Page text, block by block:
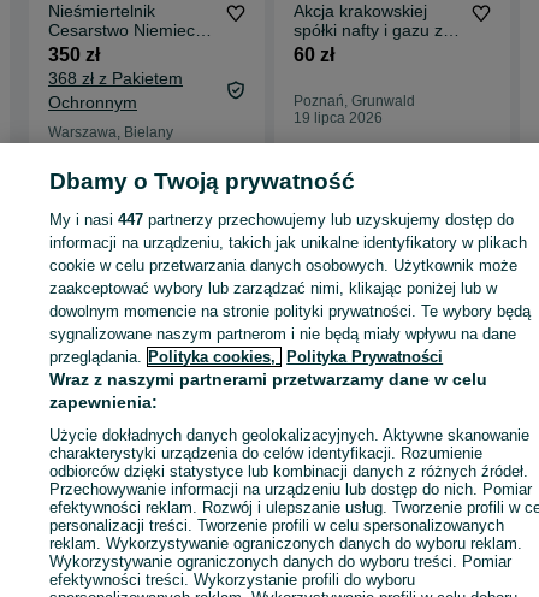
Nieśmiertelnik
Cesarstwo Niemieckie
I Wojna
350 zł
368 zł z Pakietem
Ochronnym
Warszawa, Bielany
Akcja krakowskiej
spółki nafty i gazu z
1923 r.
60 zł
Poznań, Grunwald
19 lipca 2026
Strona główna Antyki i Kolekcje Antyki Antykwariat Stare dokumenty
dokumenty - Wielkopolskie
Stare dokumenty - Przeźmierowo
KATEGORIA
ID:1013360711 Wyświetlenia:
Wyślij wiadomość Kup
Dbamy o Twoją prywatność
My i nasi447 partnerzy przechowujemy lub uzyskujemy dostęp do
informacji na urządzeniu, takich jak unikalne identyfikatory w plikach
cookie w celu przetwarzania danych osobowych. Użytkownik może
zaakceptować wybory lub zarządzać nimi, klikając poniżej lub w
dowolnym momencie na stronie polityki prywatności. Te wybory będą
sygnalizowane naszym partnerom i nie będą miały wpływu na dane
przeglądania. Polityka cookies, Polityka Prywatności
Wraz z naszymi partnerami przetwarzamy dane w celu
zapewnienia:
Użycie dokładnych danych geolokalizacyjnych. Aktywne skanowanie
charakterystyki urządzenia do celów identyfikacji. Rozumienie
odbiorców dzięki statystyce lub kombinacji danych z różnych źródeł.
Przechowywanie informacji na urządzeniu lub dostęp do nich. Pomiar
efektywności reklam. Rozwój i ulepszanie usług. Tworzenie profili w
personalizacji treści. Tworzenie profili w celu spersonalizowanych
reklam. Wykorzystywanie ograniczonych danych do wyboru reklam.
Wykorzystywanie ograniczonych danych do wyboru treści. Pomiar
efektywności treści. Wykorzystanie profili do wyboru